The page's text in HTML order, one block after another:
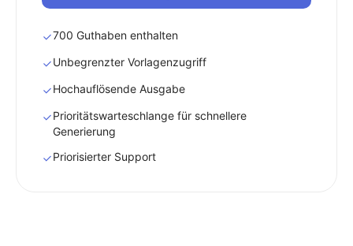
700 Guthaben enthalten
Unbegrenzter Vorlagenzugriff
Hochauflösende Ausgabe
Prioritätswarteschlange für schnellere
Generierung
Priorisierter Support